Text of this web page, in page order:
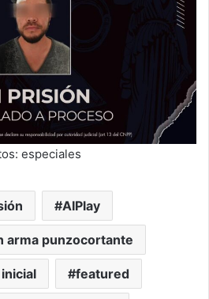
especiales
AIPlay
arma punzocortante
featured